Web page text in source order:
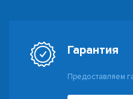
Гарантия
Предоставляем